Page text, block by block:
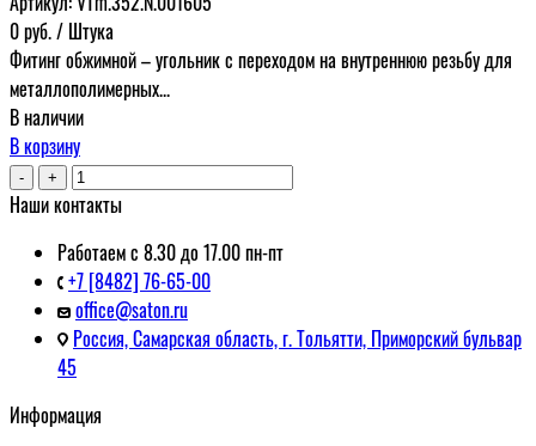
0руб./ Штука
Фитинг обжимной – угольник с переходом на внутреннюю резьбу для
металлополимерных...
В наличии
В корзину
- +
Наши контакты
Работаем с 8.30 до 17.00 пн-пт
+7 [8482] 76-65-00
office@saton.ru
Россия, Самарская область, г. Тольятти, Приморский бульвар
45
Информация